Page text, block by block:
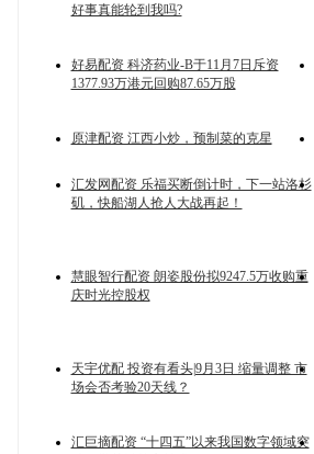
好事真能轮到我吗?
好易配资 科济药业-B于11月7日斥资
1377.93万港元回购87.65万股
原津配资 江西小炒，预制菜的克星
汇发网配资 乐福买断倒计时，下一站洛杉
矶，快船湖人抢人大战再起！
慧眼智行配资 朗姿股份拟9247.5万收购重
庆时光控股权
天宇优配 投资有看头|9月3日 缩量调整 市
场会否考验20天线？
汇巨摘配资 “十四五”以来我国数字领域突